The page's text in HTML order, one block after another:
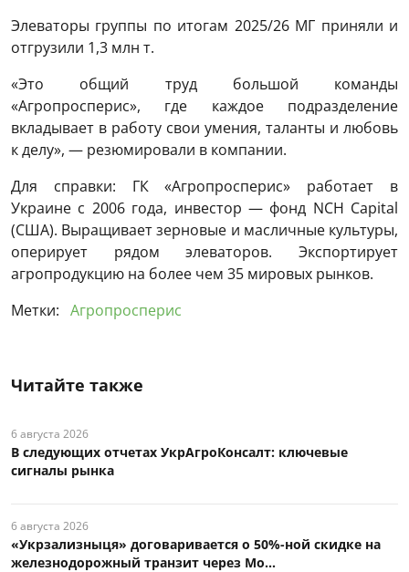
Элеваторы группы по итогам 2025/26 МГ приняли и
отгрузили 1,3 млн т.
«Это общий труд большой команды
«Агропросперис», где каждое подразделение
вкладывает в работу свои умения, таланты и любовь
к делу», — резюмировали в компании.
Для справки: ГК «Агропросперис» работает в
Украине с 2006 года, инвестор — фонд NCH Capital
(США). Выращивает зерновые и масличные культуры,
оперирует рядом элеваторов. Экспортирует
агропродукцию на более чем 35 мировых рынков.
Метки: Агропросперис
Читайте также
6 августа 2026
В следующих отчетах УкрАгроКонсалт: ключевые
сигналы рынка
6 августа 2026
«Укрзализныця» договаривается о 50%-ной скидке на
железнодорожный транзит через Мо...